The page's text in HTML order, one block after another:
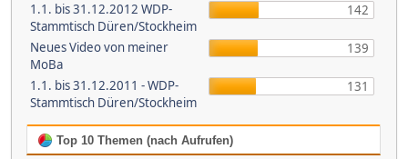
1.1. bis 31.12.2012 WDP-
Stammtisch Düren/Stockheim
142
Neues Video von meiner
MoBa
139
1.1. bis 31.12.2011 - WDP-
Stammtisch Düren/Stockheim
131
Top 10 Themen (nach Aufrufen)